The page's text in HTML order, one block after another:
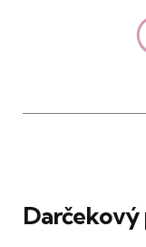
Darčekový